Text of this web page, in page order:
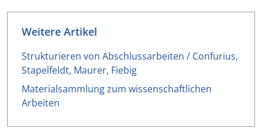
Weitere Artikel
Strukturieren von Abschlussarbeiten / Confurius,
Stapelfeldt, Maurer, Fiebig
Materialsammlung zum wissenschaftlichen
Arbeiten